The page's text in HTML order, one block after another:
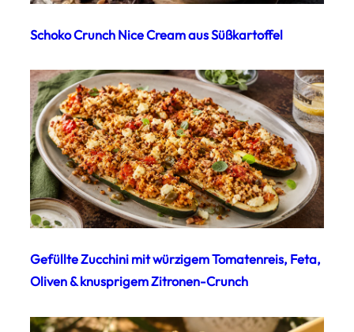
Schoko Crunch Nice Cream aus Süßkartoffel
Gefüllte Zucchini mit würzigem Tomatenreis, Feta,
Oliven & knusprigem Zitronen-Crunch